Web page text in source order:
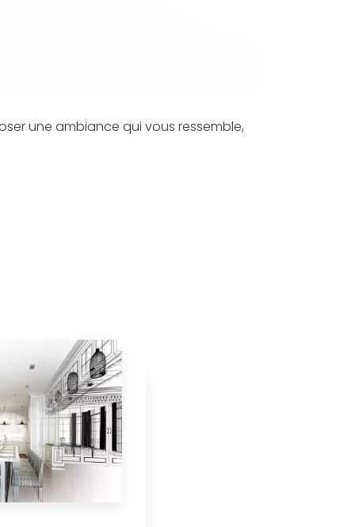
une ambiance qui vous ressemble,